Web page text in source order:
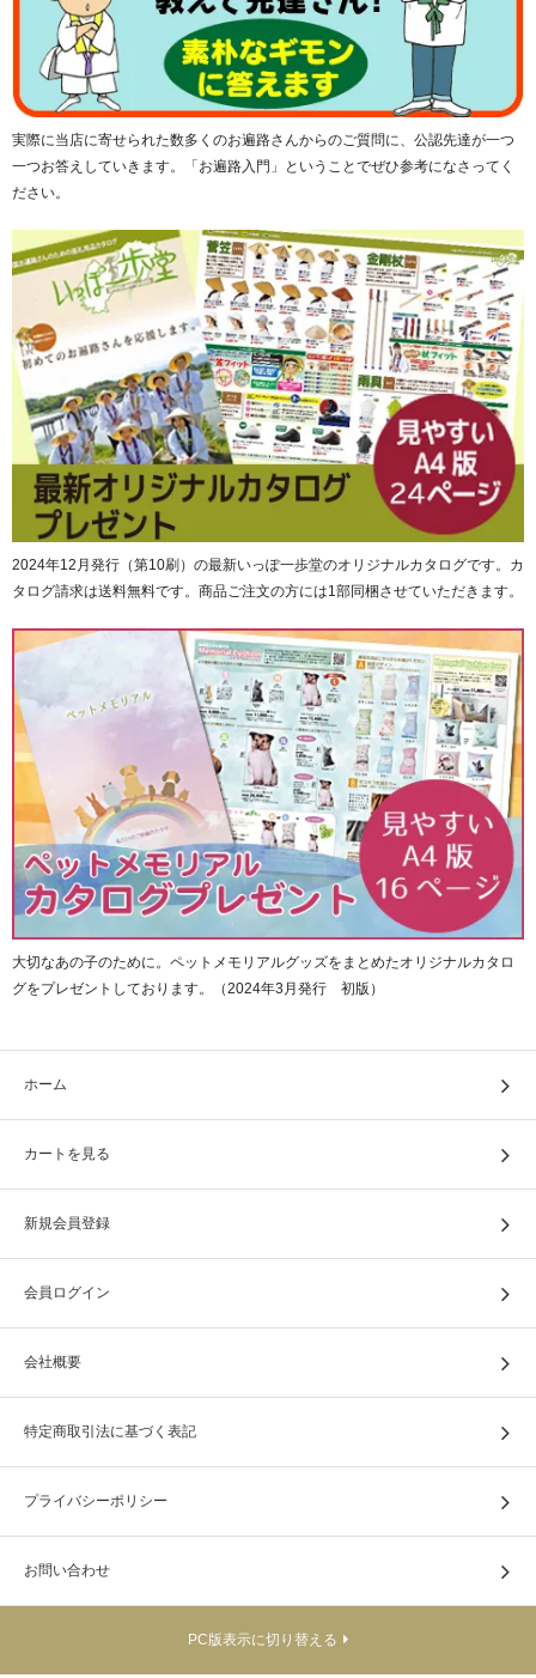
実際に当店に寄せられた数多くのお遍路さんからのご質問に、公認先達が一つ
一つお答えしていきます。「お遍路入門」ということでぜひ参考になさってく
ださい。
2024年12月発行（第10刷）の最新いっぽ一歩堂のオリジナルカタログです。カ
タログ請求は送料無料です。商品ご注文の方には1部同梱させていただきます。
大切なあの子のために。ペットメモリアルグッズをまとめたオリジナルカタロ
グをプレゼントしております。（2024年3月発行 初版）
ホーム
カートを見る
新規会員登録
会員ログイン
会社概要
特定商取引法に基づく表記
プライバシーポリシー
お問い合わせ
PC版表示に切り替える